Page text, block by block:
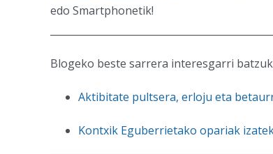
edo Smartphonetik!
Blogeko beste sarrera interesgarri
Aktibitate pultsera, erloju eta
Kontxik Eguberrietako opariak